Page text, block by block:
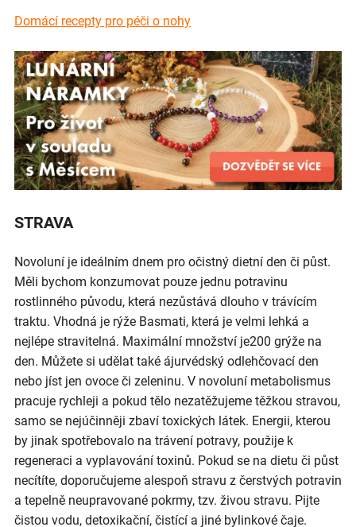
Domácí recepty pro péči o nohy
STRAVA
Novoluní je ideálním dnem pro očistný dietní den či půst.
Měli bychom konzumovat pouze jednu potravinu
rostlinného původu, která nezůstává dlouho v trávícím
traktu. Vhodná je rýže Basmati, která je velmi lehká a
nejlépe stravitelná. Maximální množství je200 grýže na
den. Můžete si udělat také ájurvédský odlehčovací den
nebo jíst jen ovoce či zeleninu. V novoluní metabolismus
pracuje rychleji a pokud tělo nezatěžujeme těžkou stravou,
samo se nejúčinněji zbaví toxických látek. Energii, kterou
by jinak spotřebovalo na trávení potravy, použije k
regeneraci a vyplavování toxinů. Pokud se na dietu či půst
necítíte, doporučujeme alespoň stravu z čerstvých potravin
a tepelně neupravované pokrmy, tzv. živou stravu. Pijte
čistou vodu, detoxikační, čistící a jiné bylinkové čaje.